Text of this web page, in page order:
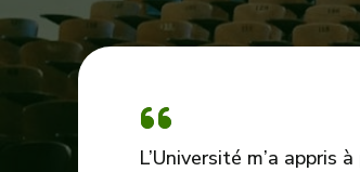
L’Université m’a appris